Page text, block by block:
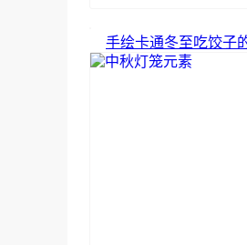
手绘卡通冬至吃饺子